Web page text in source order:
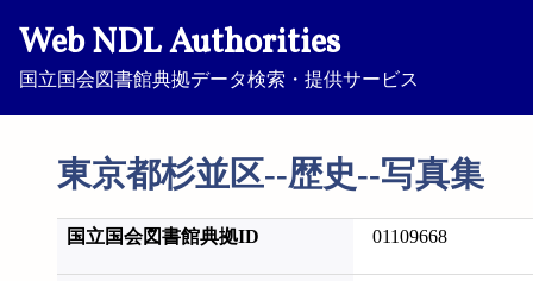
Web NDL Authorities
国立国会図書館典拠データ検索・提供サービス
東京都杉並区--歴史--写真集
国立国会図書館典拠ID 01109668